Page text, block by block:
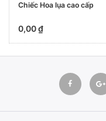
Chiếc Hoa lụa cao cấp
0,00 ₫